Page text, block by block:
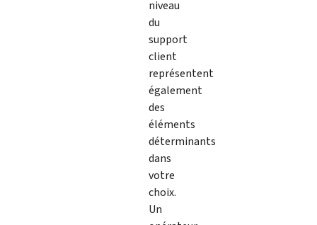
niveau
du
support
client
représentent
également
des
éléments
déterminants
dans
votre
choix.
Un